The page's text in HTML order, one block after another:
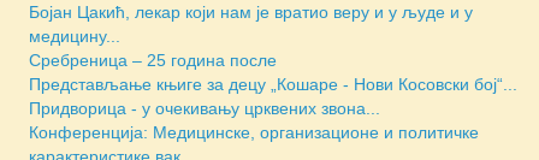
Бојан Цакић, лекар који нам је вратио веру и у људе и у
медицину...
Сребреница – 25 година после
Представљање књиге за децу „Кошаре - Нови Косовски бој“...
Придворица - у очекивању црквених звона...
Конференција: Медицинске, организационе и политичке